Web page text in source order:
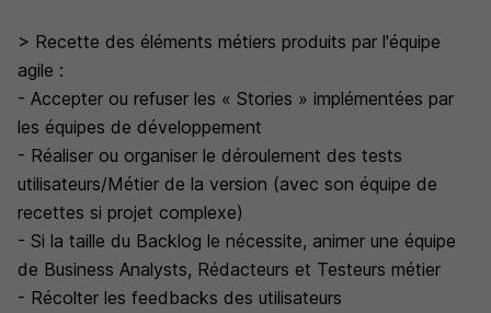
> Recette des éléments métiers produits par l'équipe
agile :
- Accepter ou refuser les « Stories » implémentées par
les équipes de développement
- Réaliser ou organiser le déroulement des tests
utilisateurs/Métier de la version (avec son équipe de
recettes si projet complexe)
- Si la taille du Backlog le nécessite, animer une équipe
de Business Analysts, Rédacteurs et Testeurs métier
- Récolter les feedbacks des utilisateurs